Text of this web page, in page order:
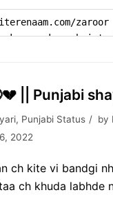
|| Punjabi
, Punjabi Status by
2022
ch kite vi bandgi
ch khuda